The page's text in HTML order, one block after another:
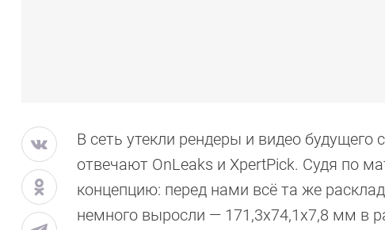
В сеть утекли рендеры и видео
отвечают OnLeaks и XpertPick. Судя по
концепцию: перед нами всё та же
немного выросли — 171,3х74,1х7,8 мм в